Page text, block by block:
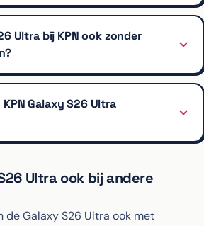
Ultra bij KPN ook zonder
Galaxy S26 Ultra
Ultra ook bij andere
de Galaxy S26 Ultra ook met